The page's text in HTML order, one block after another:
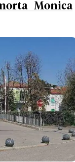
Monica